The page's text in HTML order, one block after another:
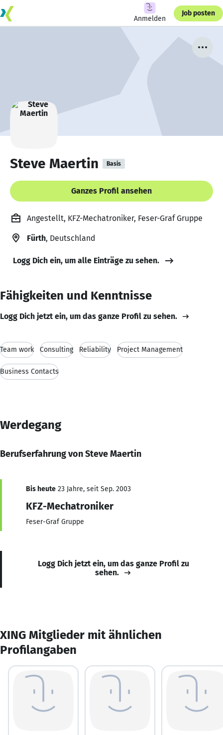
Anmelden
Job posten
Steve Maertin Basis
Ganzes Profil ansehen
Angestellt, KFZ-Mechatroniker, Feser-Graf Gruppe
Fürth, Deutschland
Logg Dich ein, um alle Einträge zu sehen.
Fähigkeiten und Kenntnisse
Logg Dich jetzt ein, um das ganze Profil zu sehen.
Team work Consulting Reliability Project Management
Business Contacts
Werdegang
Berufserfahrung von Steve Maertin
Bis heute 23 Jahre, seit Sep. 2003
KFZ-Mechatroniker
Feser-Graf Gruppe
Logg Dich jetzt ein, um das ganze Profil zu
sehen.
XING Mitglieder mit ähnlichen
Profilangaben